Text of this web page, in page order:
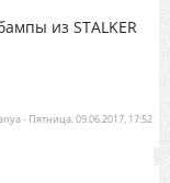
из STALKER
- Пятница, 09.06.2017, 17:52